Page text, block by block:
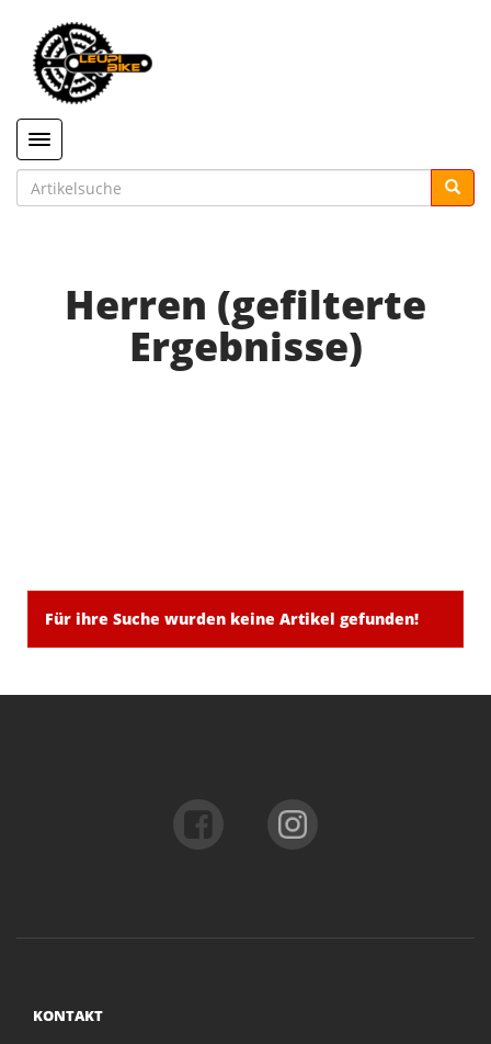
Toggle navigation
Herren (gefilterte
Ergebnisse)
Für ihre Suche wurden keine Artikel gefunden!
KONTAKT